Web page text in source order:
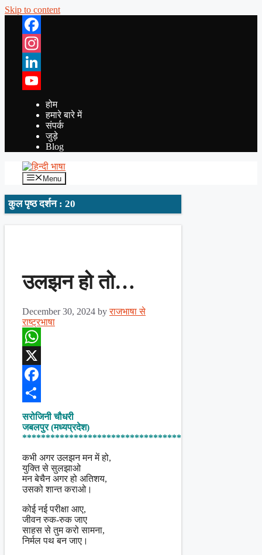
Skip to content
Facebook
Instagram
LinkedIn
YouTube
होम
हमारे बारे में
संपर्क
जुड़े
Blog
Menu
कुल पृष्ठ दर्शन : 20
उलझन हो तो…
December 30, 2024 byराजभाषा से
राष्ट्रभाषा
WhatsApp
X
Facebook
Share
सरोजिनी चौधरी
जबलपुर (मध्यप्रदेश)
**********************************
कभी अगर उलझन मन में हो,
युक्ति से सुलझाओ
मन बेचैन अगर हो अतिशय,
उसको शान्त कराओ।
कोई नई परीक्षा आए,
जीवन रुक-रुक जाए
साहस से तुम करो सामना,
निर्मल पथ बन जाए।